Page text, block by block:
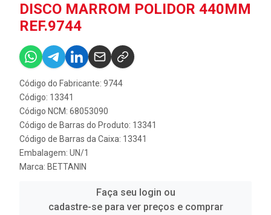
DISCO MARROM POLIDOR 440MM
REF.9744
Código do Fabricante: 9744
Código: 13341
Código NCM: 68053090
Código de Barras do Produto: 13341
Código de Barras da Caixa: 13341
Embalagem: UN/1
Marca: BETTANIN
Faça seu login ou
cadastre-se para ver preços e comprar